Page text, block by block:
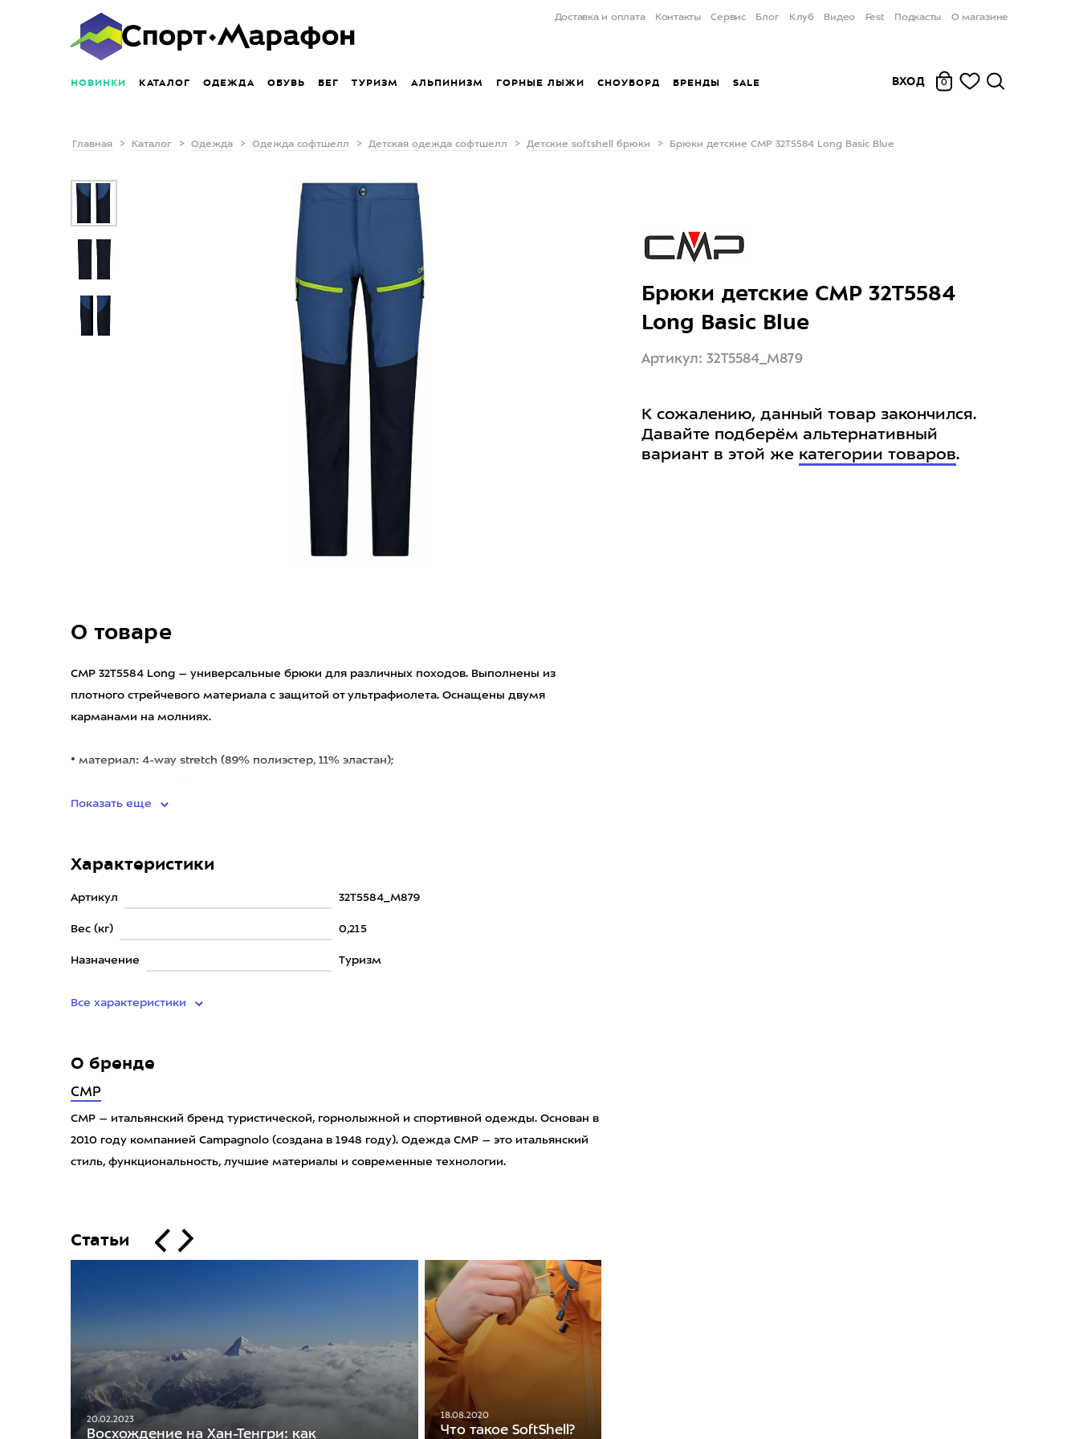
Доставка и оплата Контакты Сервис Блог Клуб Видео Fest Подкасты О магазине
НОВИНКИ КАТАЛОГ ОДЕЖДА ОБУВЬ БЕГ ТУРИЗМ АЛЬПИНИЗМ ГОРНЫЕ ЛЫЖИ СНОУБОРД БРЕНДЫ SALE ВХОД 0
Главная Каталог Одежда Одежда софтшелл Детская одежда софтшелл Детские softshell брюки Брюки детские CMP 32T5584 Long Basic Blue
О товаре
CMP 32T5584 Long – универсальные брюки для различных походов. Выполнены из
плотного стрейчевого материала с защитой от ультрафиолета. Оснащены двумя
карманами на молниях.
• материал: 4-way stretch (89% полиэстер, 11% эластан);
Показать еще
Характеристики
Артикул 32T5584_M879
Вес (кг) 0,215
Назначение Туризм
Все характеристики
О бренде
CMP
CMP – итальянский бренд туристической, горнолыжной и спортивной одежды. Основан в
2010 году компанией Campagnolo (создана в 1948 году). Одежда CMP – это итальянский
стиль, функциональность, лучшие материалы и современные технологии.
Статьи
20.02.2023
Восхождение на Хан-Тенгри: как
18.08.2020
Что такое SoftShell?
Брюки детские CMP 32T5584
Long Basic Blue
Артикул: 32T5584_M879
К сожалению, данный товар закончился.
Давайте подберём альтернативный
вариант в этой же категории товаров.